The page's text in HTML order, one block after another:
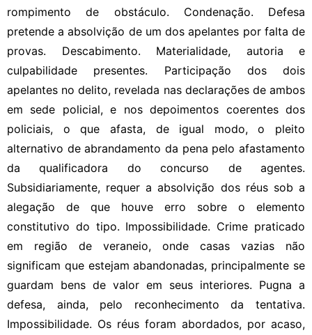
rompimento de obstáculo. Condenação. Defesa
pretende a absolvição de um dos apelantes por falta de
provas. Descabimento. Materialidade, autoria e
culpabilidade presentes. Participação dos dois
apelantes no delito, revelada nas declarações de ambos
em sede policial, e nos depoimentos coerentes dos
policiais, o que afasta, de igual modo, o pleito
alternativo de abrandamento da pena pelo afastamento
da qualificadora do concurso de agentes.
Subsidiariamente, requer a absolvição dos réus sob a
alegação de que houve erro sobre o elemento
constitutivo do tipo. Impossibilidade. Crime praticado
em região de veraneio, onde casas vazias não
significam que estejam abandonadas, principalmente se
guardam bens de valor em seus interiores. Pugna a
defesa, ainda, pelo reconhecimento da tentativa.
Impossibilidade. Os réus foram abordados, por acaso,